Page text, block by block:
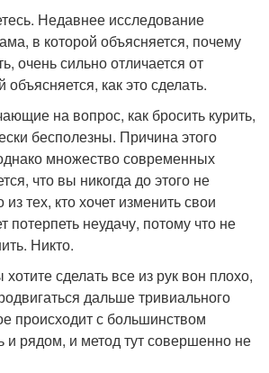
Недавнее исследование
в которой объясняется, почему
очень сильно отличается от
как это сделать.
на вопрос, как бросить курить,
бесполезны. Причина этого
множество современных
что вы никогда до этого не
тех, кто хочет изменить свои
потерпеть неудачу, потому что не
Никто.
сделать все из рук вон плохо,
дальше тривиального
происходит с большинством
и рядом, и метод тут совершенно не